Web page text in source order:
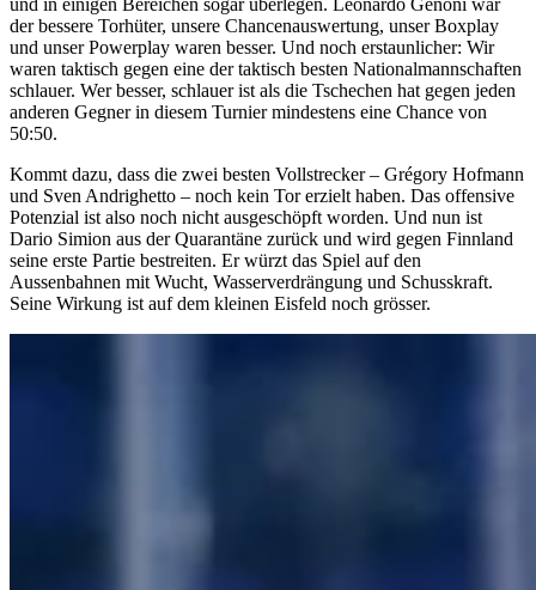
und in einigen Bereichen sogar überlegen. Leonardo Genoni war
der bessere Torhüter, unsere Chancenauswertung, unser Boxplay
und unser Powerplay waren besser. Und noch erstaunlicher: Wir
waren taktisch gegen eine der taktisch besten Nationalmannschaften
schlauer. Wer besser, schlauer ist als die Tschechen hat gegen jeden
anderen Gegner in diesem Turnier mindestens eine Chance von
50:50.
Kommt dazu, dass die zwei besten Vollstrecker – Grégory Hofmann
und Sven Andrighetto – noch kein Tor erzielt haben. Das offensive
Potenzial ist also noch nicht ausgeschöpft worden. Und nun ist
Dario Simion aus der Quarantäne zurück und wird gegen Finnland
seine erste Partie bestreiten. Er würzt das Spiel auf den
Aussenbahnen mit Wucht, Wasserverdrängung und Schusskraft.
Seine Wirkung ist auf dem kleinen Eisfeld noch grösser.